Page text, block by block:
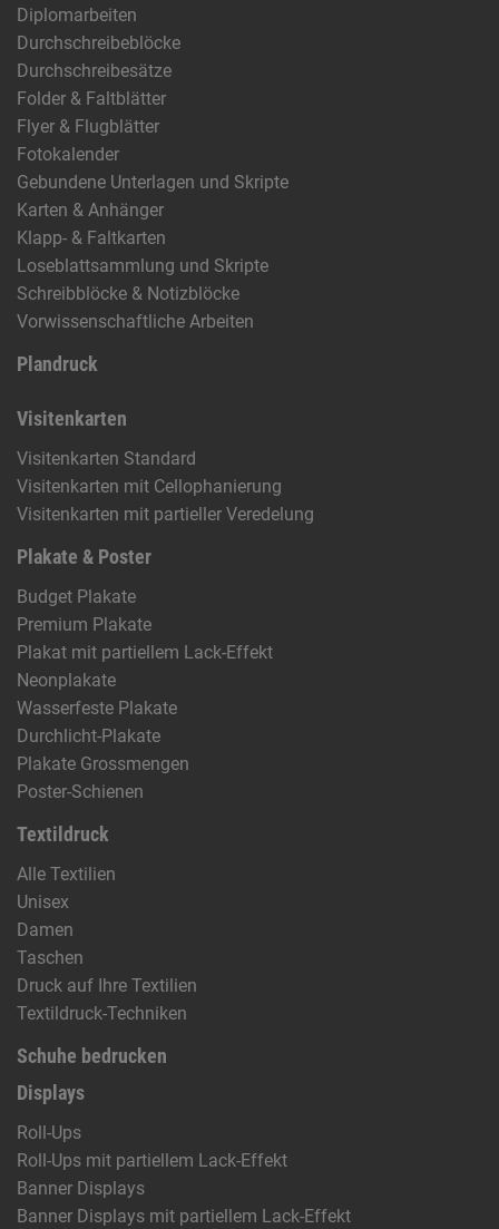
Diplomarbeiten
Durchschreibeblöcke
Durchschreibesätze
Folder & Faltblätter
Flyer & Flugblätter
Fotokalender
Gebundene Unterlagen und Skripte
Karten & Anhänger
Klapp- & Faltkarten
Loseblattsammlung und Skripte
Schreibblöcke & Notizblöcke
Vorwissenschaftliche Arbeiten
Plandruck
Visitenkarten
Visitenkarten Standard
Visitenkarten mit Cellophanierung
Visitenkarten mit partieller Veredelung
Plakate & Poster
Budget Plakate
Premium Plakate
Plakat mit partiellem Lack-Effekt
Neonplakate
Wasserfeste Plakate
Durchlicht-Plakate
Plakate Grossmengen
Poster-Schienen
Textildruck
Alle Textilien
Unisex
Damen
Taschen
Druck auf Ihre Textilien
Textildruck-Techniken
Schuhe bedrucken
Displays
Roll-Ups
Roll-Ups mit partiellem Lack-Effekt
Banner Displays
Banner Displays mit partiellem Lack-Effekt